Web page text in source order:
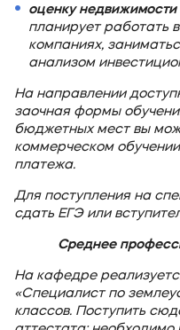
оценку недвижимости
планирует работать
компаниях,
анализом
На направлении
заочная формы
бюджетных мест вы
коммерческом
платежа.
Для поступления на
сдать ЕГЭ или
Среднее
На кафедре
«Специалист по
классов. Поступить